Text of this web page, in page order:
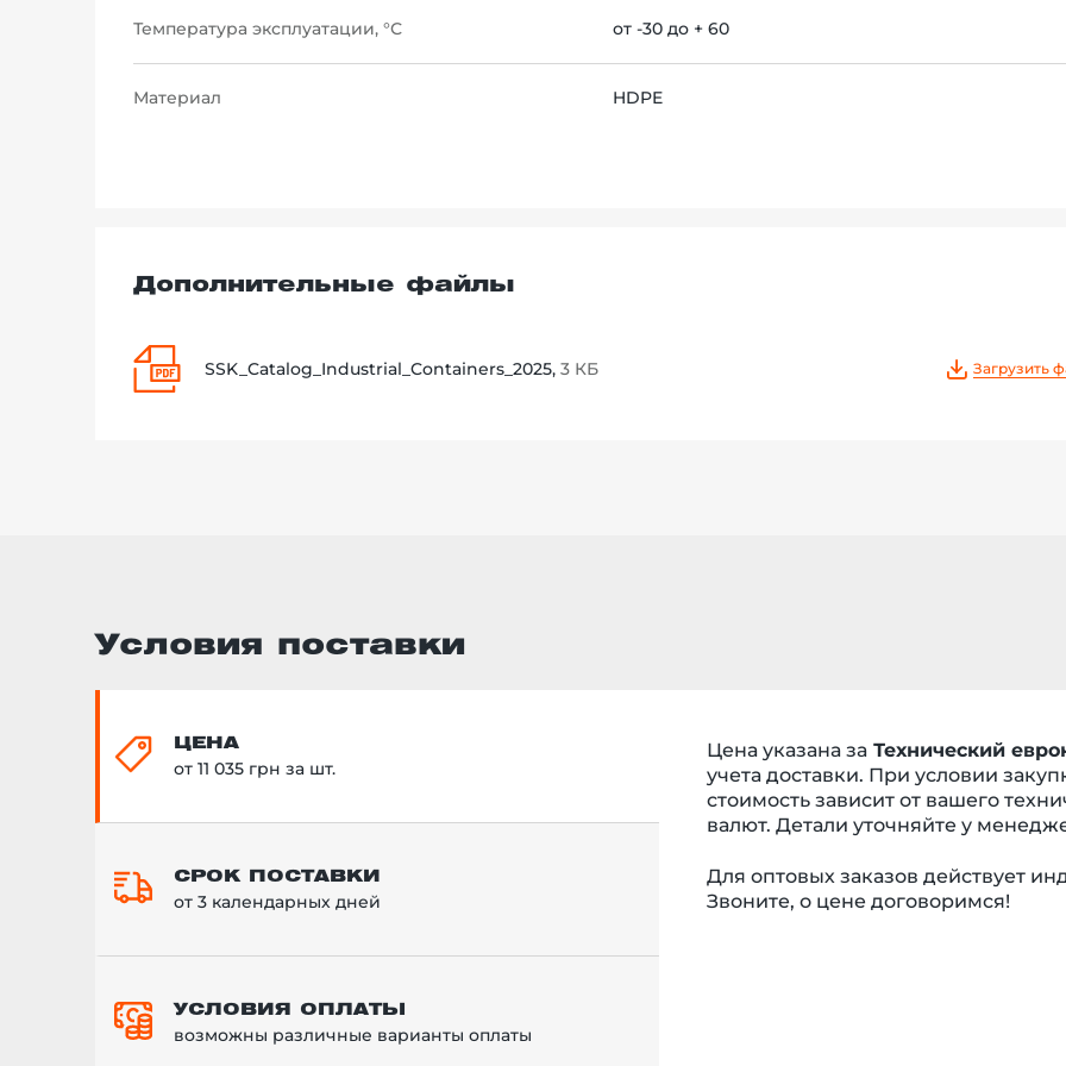
Температура эксплуатации, °С от -30 до + 60
Материал HDPE
Дополнительные файлы
SSK_Catalog_Industrial_Containers_2025, 3 КБ Загрузить
Условия поставки
ЦЕНА
от 11 035 грн за шт.
СРОК ПОСТАВКИ
от 3 календарных дней
УСЛОВИЯ ОПЛАТЫ
возможны различные варианты оплаты
Цена указана заТехнический
учета доставки. При условии
стоимость зависит от вашего
валют. Детали уточняйте у
Для оптовых заказов действует
Звоните, о цене договоримся!